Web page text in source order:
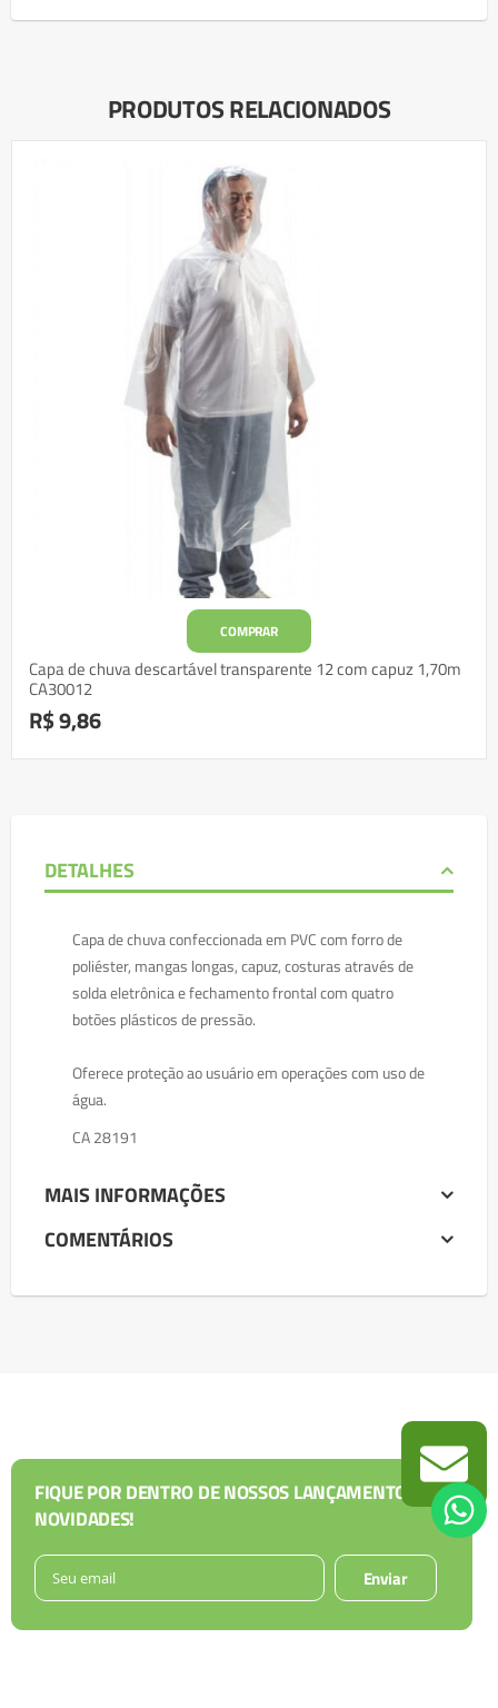
PRODUTOS RELACIONADOS
COMPRAR
Capa de chuva descartável transparente 12 com capuz 1,70m
CA30012
R$ 9,86
DETALHES
Capa de chuva confeccionada em PVC com forro de
poliéster, mangas longas, capuz, costuras através de
solda eletrônica e fechamento frontal com quatro
botões plásticos de pressão.
Oferece proteção ao usuário em operações com uso de
água.
CA 28191
MAIS INFORMAÇÕES
COMENTÁRIOS
FIQUE POR DENTRO DE NOSSOS LANÇAMENTOS E
NOVIDADES!
Enviar